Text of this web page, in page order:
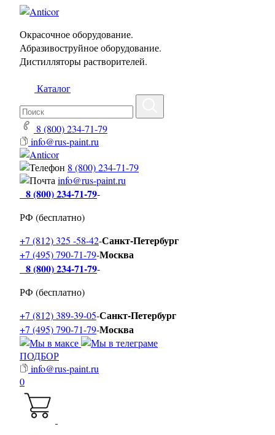
Окрасочное оборудование.
Абразивоструйное оборудование.
Дистилляторы растворителей.
Каталог
8 (800) 234-71-79
info@rus-paint.ru
8 (800) 234-71-79
info@rus-paint.ru
8 (800) 234-71-79-
РФ (бесплатно)
+7 (812) 325 -58-42-Санкт-Петербург
+7 (495) 790-71-79-Москва
8 (800) 234-71-79-
РФ (бесплатно)
+7 (812) 389-39-05-Санкт-Петербург
+7 (495) 790-71-79-Москва
ПОДБОР
info@rus-paint.ru
0